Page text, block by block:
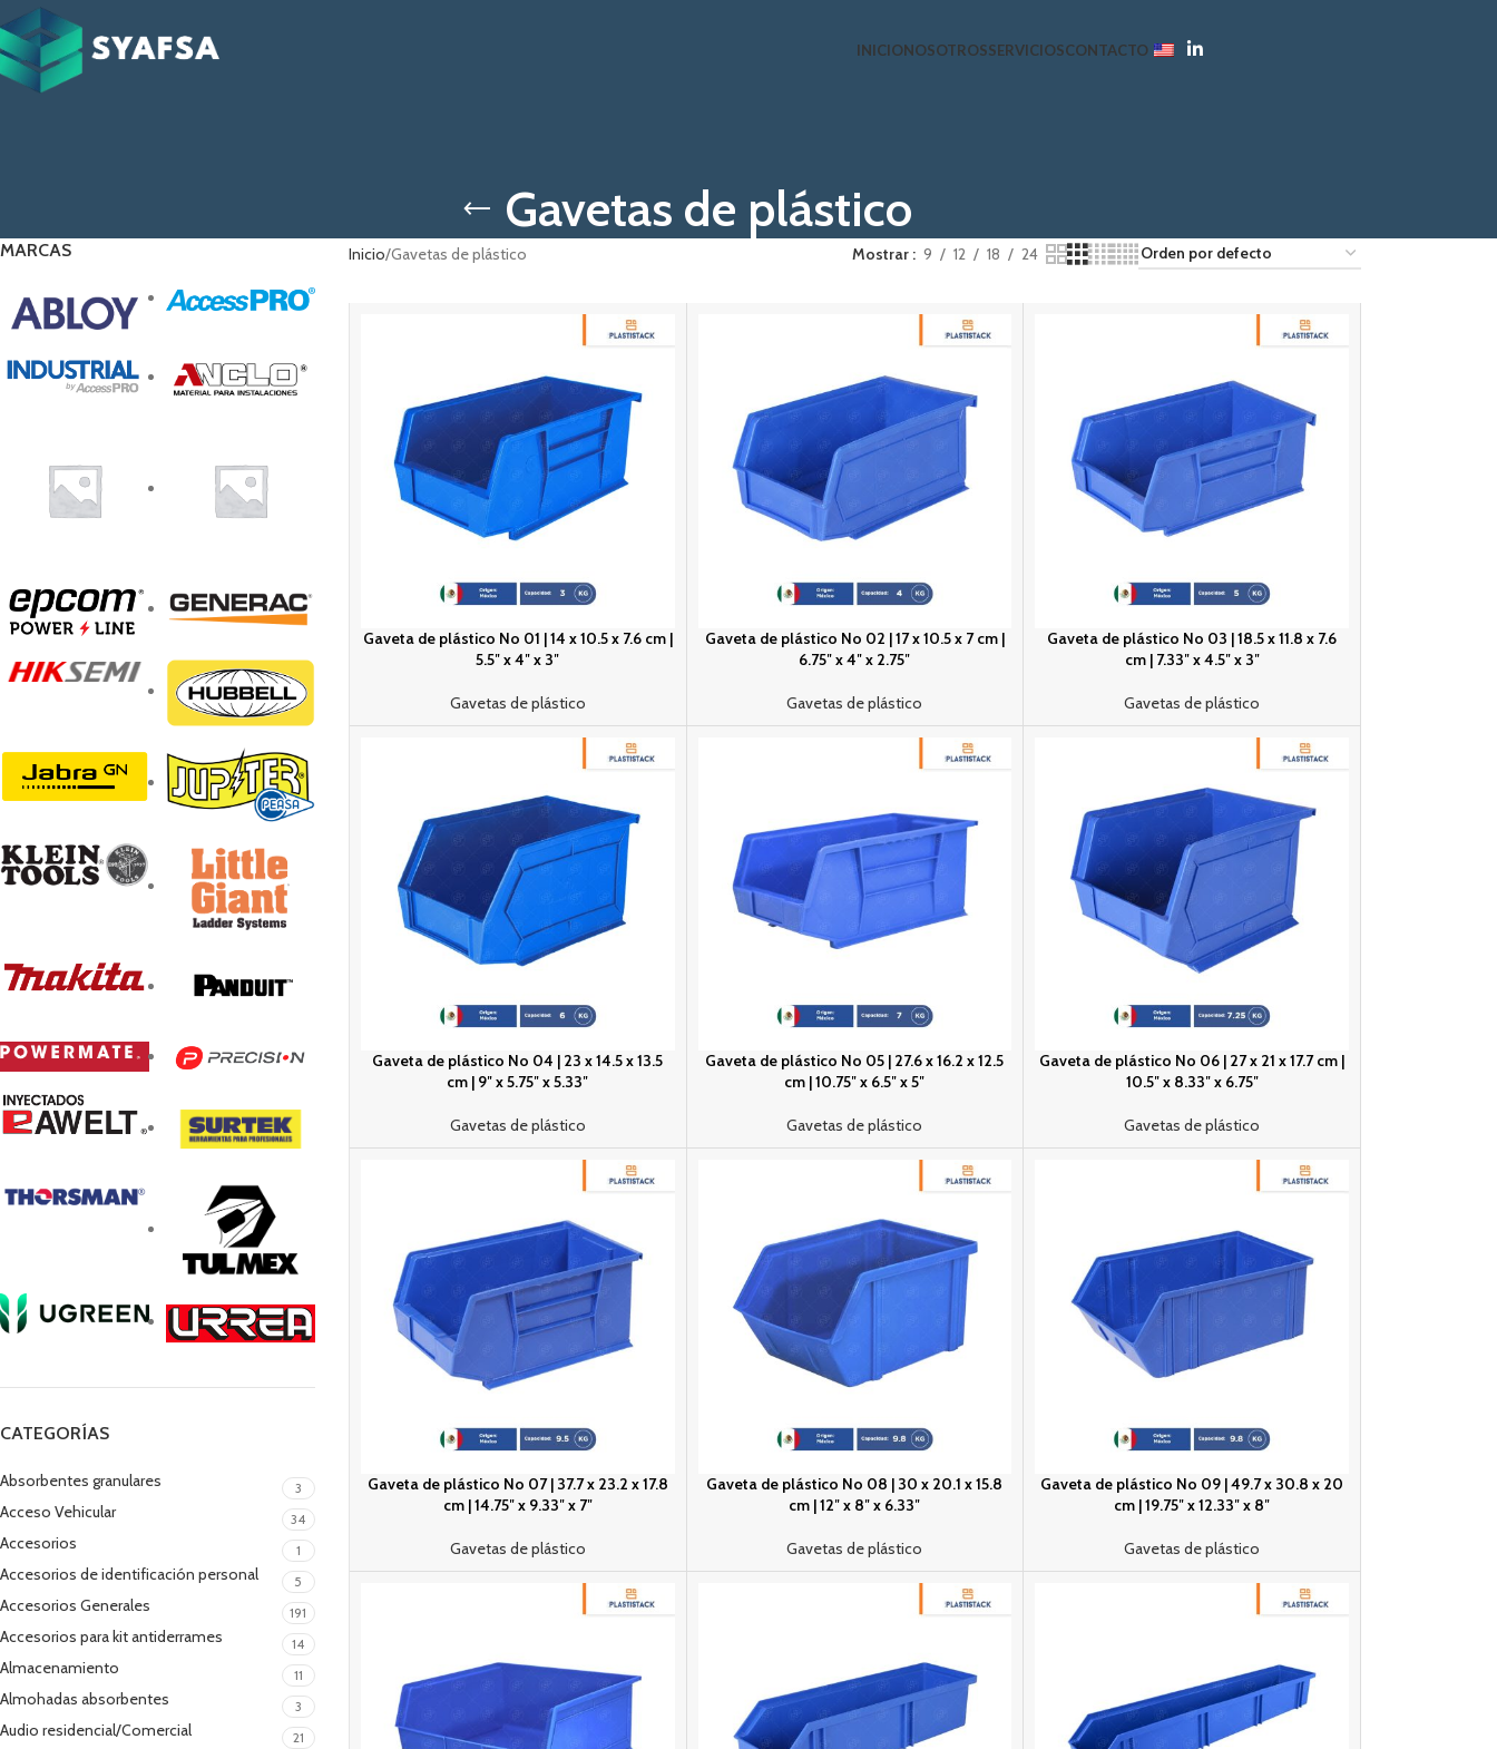
INICIONOSOTROSSERVICIOSCONTACTO
Gavetas de plástico
MARCAS
CATEGORÍAS
Absorbentes granulares 3
Acceso Vehicular 34
Accesorios 1
Accesorios de identificación personal 5
Accesorios Generales 191
Accesorios para kit antiderrames 14
Almacenamiento 11
Almohadas absorbentes 3
Audio residencial/Comercial 21
Inicio Gavetas de plástico Mostrar 9 12 18 24
Gaveta de plástico No 01 | 14 x 10.5 x 7.6 cm |
5.5″ x 4″ x 3″
Gavetas de plástico
Gaveta de plástico No 02 | 17 x 10.5 x 7 cm |
6.75″ x 4″ x 2.75″
Gavetas de plástico
Gaveta de plástico No 03 | 18.5 x 11.8 x 7.6
cm | 7.33″ x 4.5″ x 3″
Gavetas de plástico
Gaveta de plástico No 04 | 23 x 14.5 x 13.5
cm | 9″ x 5.75″ x 5.33″
Gavetas de plástico
Gaveta de plástico No 05 | 27.6 x 16.2 x 12.5
cm | 10.75″ x 6.5″ x 5″
Gavetas de plástico
Gaveta de plástico No 06 | 27 x 21 x 17.7 cm |
10.5″ x 8.33″ x 6.75″
Gavetas de plástico
Gaveta de plástico No 07 | 37.7 x 23.2 x 17.8
cm | 14.75″ x 9.33″ x 7″
Gavetas de plástico
Gaveta de plástico No 08 | 30 x 20.1 x 15.8
cm | 12″ x 8″ x 6.33″
Gavetas de plástico
Gaveta de plástico No 09 | 49.7 x 30.8 x 20
cm | 19.75″ x 12.33″ x 8″
Gavetas de plástico